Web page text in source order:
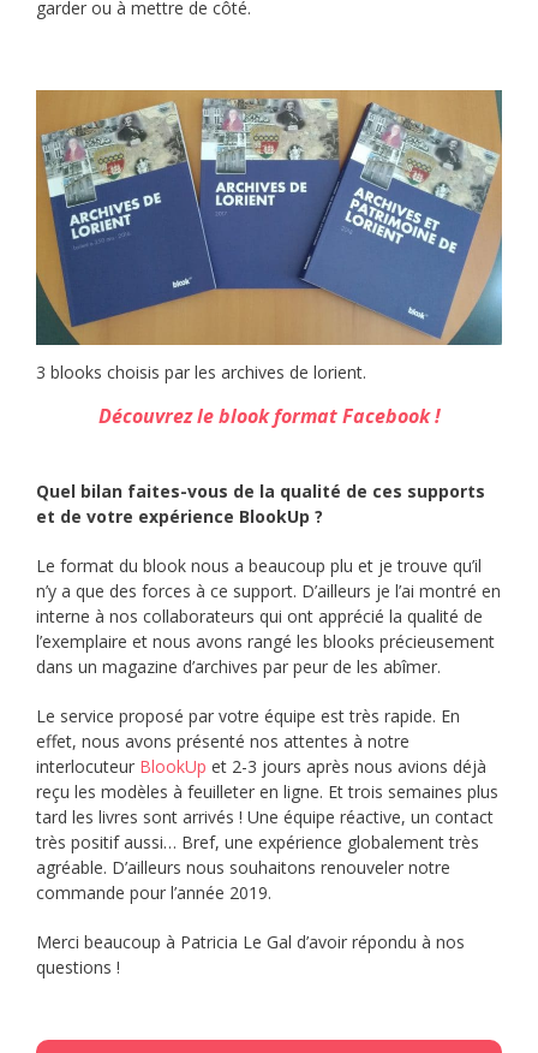
garder ou à mettre de côté.
3 blooks choisis par les archives de lorient.
Découvrez le blook format Facebook !
Quel bilan faites-vous de la qualité de ces supports
et de votre expérience BlookUp ?
Le format du blook nous a beaucoup plu et je trouve qu’il
n’y a que des forces à ce support. D’ailleurs je l’ai montré en
interne à nos collaborateurs qui ont apprécié la qualité de
l’exemplaire et nous avons rangé les blooks précieusement
dans un magazine d’archives par peur de les abîmer.
Le service proposé par votre équipe est très rapide. En
effet, nous avons présenté nos attentes à notre
interlocuteur BlookUp et 2-3 jours après nous avions déjà
reçu les modèles à feuilleter en ligne. Et trois semaines plus
tard les livres sont arrivés ! Une équipe réactive, un contact
très positif aussi… Bref, une expérience globalement très
agréable. D’ailleurs nous souhaitons renouveler notre
commande pour l’année 2019.
Merci beaucoup à Patricia Le Gal d’avoir répondu à nos
questions !